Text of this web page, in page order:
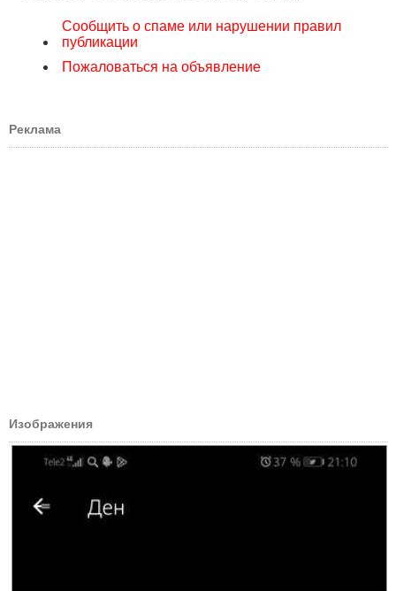
Сообщить о спаме или нарушении правил
публикации
Пожаловаться на объявление
Реклама
Изображения